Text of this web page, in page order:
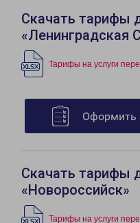
Скачать тарифы
«Ленинградская
Тарифы на услуги
Оформить
Скачать тарифы
«Новороссийск»
Тарифы на услуги